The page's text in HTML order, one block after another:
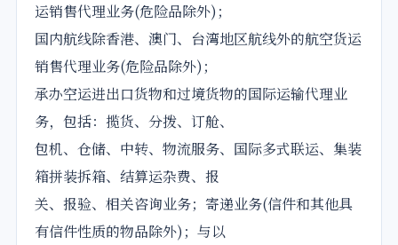
运销售代理业务(危险品除外)；
国内航线除香港、澳门、台湾地区航线外的航空货运
销售代理业务(危险品除外)；
承办空运进出口货物和过境货物的国际运输代理业
务，包括：揽货、分拨、订舱、
包机、仓储、中转、物流服务、国际多式联运、集装
箱拼装拆箱、结算运杂费、报
关、报验、相关咨询业务；寄递业务(信件和其他具
有信件性质的物品除外)；与以